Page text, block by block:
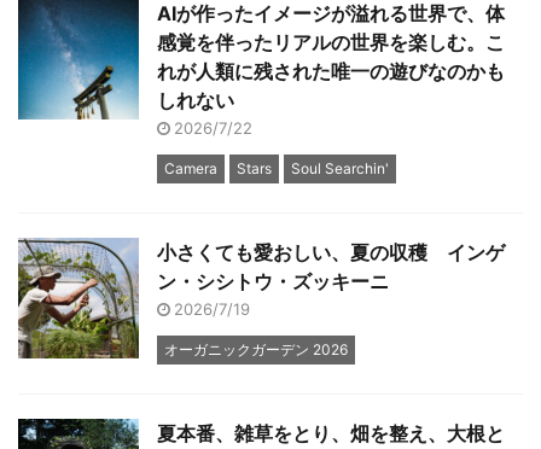
AIが作ったイメージが溢れる世界で、体
感覚を伴ったリアルの世界を楽しむ。こ
れが人類に残された唯一の遊びなのかも
しれない
2026/7/22
Camera Stars Soul Searchin'
小さくても愛おしい、夏の収穫 インゲ
ン・シシトウ・ズッキーニ
2026/7/19
オーガニックガーデン 2026
夏本番、雑草をとり、畑を整え、大根と